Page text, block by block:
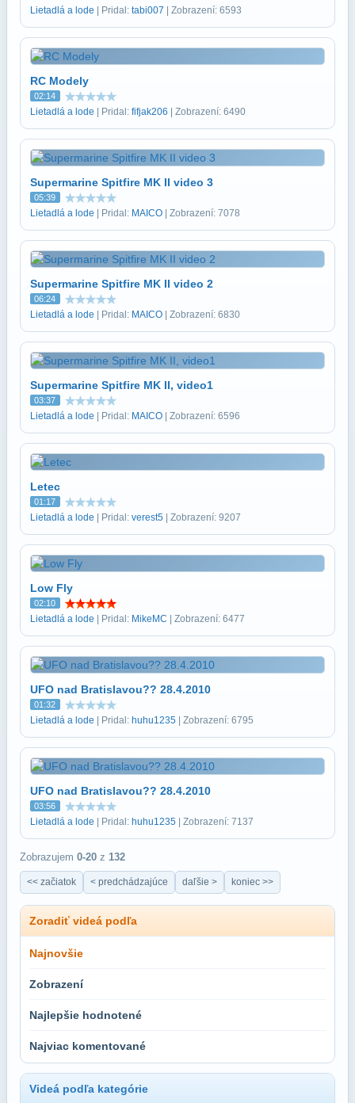
Lietadlá a lode | Pridal: tabi007 | Zobrazení: 6593
RC Modely
02:14
Lietadlá a lode | Pridal: fifjak206 | Zobrazení: 6490
Supermarine Spitfire MK II video 3
05:39
Lietadlá a lode | Pridal: MAICO | Zobrazení: 7078
Supermarine Spitfire MK II video 2
06:24
Lietadlá a lode | Pridal: MAICO | Zobrazení: 6830
Supermarine Spitfire MK II, video1
03:37
Lietadlá a lode | Pridal: MAICO | Zobrazení: 6596
Letec
01:17
Lietadlá a lode | Pridal: verest5 | Zobrazení: 9207
Low Fly
02:10
Lietadlá a lode | Pridal: MikeMC | Zobrazení: 6477
UFO nad Bratislavou?? 28.4.2010
01:32
Lietadlá a lode | Pridal: huhu1235 | Zobrazení: 6795
UFO nad Bratislavou?? 28.4.2010
03:56
Lietadlá a lode | Pridal: huhu1235 | Zobrazení: 7137
Zobrazujem 0-20 z 132
<< začiatok < predchádzajúce daľšie > koniec >>
Zoradiť videá podľa
Najnovšie
Zobrazení
Najlepšie hodnotené
Najviac komentované
Videá podľa kategórie